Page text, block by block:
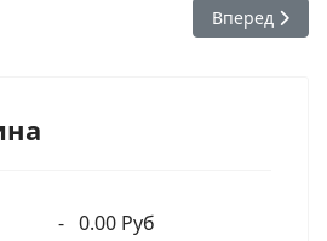
Свами - Вы думаете, что
Следующий:
Вперед
- 0.00 Руб